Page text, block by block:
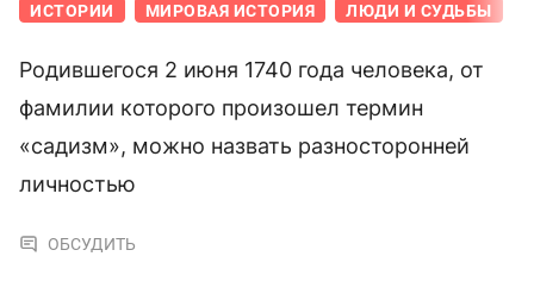
ИСТОРИИ МИРОВАЯ ИСТОРИЯ ЛЮДИ И СУДЬБЫ
Родившегося 2 июня 1740 года человека, от
фамилии которого произошел термин
«садизм», можно назвать разносторонней
личностью
ОБСУДИТЬ